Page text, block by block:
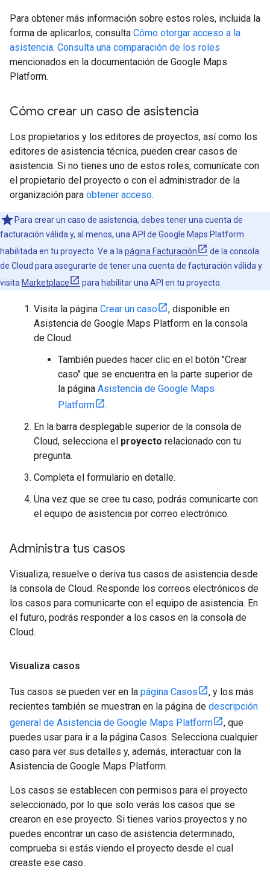
Para obtener más información sobre estos roles, incluida la
forma de aplicarlos, consulta Cómo otorgar acceso a la
asistencia. Consulta una comparación de los roles
mencionados en la documentación de Google Maps
Platform.
Cómo crear un caso de asistencia
Los propietarios y los editores de proyectos, así como los
editores de asistencia técnica, pueden crear casos de
asistencia. Si no tienes uno de estos roles, comunícate con
el propietario del proyecto o con el administrador de la
organización para obtener acceso.
Para crear un caso de asistencia, debes tener una cuenta de
facturación válida y, al menos, una API de Google Maps Platform
habilitada en tu proyecto. Ve a la página Facturación
de la consola
de Cloud para asegurarte de tener una cuenta de facturación válida y
visita Marketplace para habilitar una API en tu proyecto.
Visita la página Crear un caso
, disponible en
Asistencia de Google Maps Platform en la consola
de Cloud.
También puedes hacer clic en el botón "Crear
caso" que se encuentra en la parte superior de
la página Asistencia de Google Maps
Platform
.
En la barra desplegable superior de la consola de
Cloud, selecciona el proyecto relacionado con tu
pregunta.
Completa el formulario en detalle.
Una vez que se cree tu caso, podrás comunicarte con
el equipo de asistencia por correo electrónico.
Administra tus casos
Visualiza, resuelve o deriva tus casos de asistencia desde
la consola de Cloud. Responde los correos electrónicos de
los casos para comunicarte con el equipo de asistencia. En
el futuro, podrás responder a los casos en la consola de
Cloud.
Visualiza casos
Tus casos se pueden ver en la página Casos
, y los más
recientes también se muestran en la página de descripción
general de Asistencia de Google Maps Platform
, que
puedes usar para ir a la página Casos. Selecciona cualquier
caso para ver sus detalles y, además, interactuar con la
Asistencia de Google Maps Platform.
Los casos se establecen con permisos para el proyecto
seleccionado, por lo que solo verás los casos que se
crearon en ese proyecto. Si tienes varios proyectos y no
puedes encontrar un caso de asistencia determinado,
comprueba si estás viendo el proyecto desde el cual
creaste ese caso.